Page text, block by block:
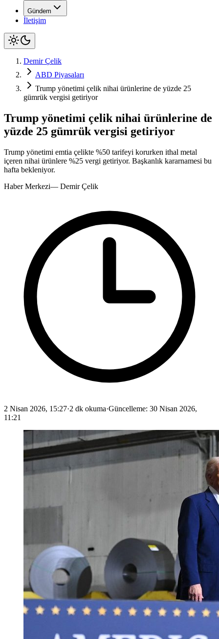
Gündem
İletişim
Demir Çelik
ABD Piyasaları
Trump yönetimi çelik nihai ürünlerine de yüzde 25
gümrük vergisi getiriyor
Trump yönetimi çelik nihai ürünlerine de
yüzde 25 gümrük vergisi getiriyor
Trump yönetimi emtia çelikte %50 tarifeyi korurken ithal metal
içeren nihai ürünlere %25 vergi getiriyor. Başkanlık kararnamesi bu
hafta bekleniyor.
Haber Merkezi— Demir Çelik
2 Nisan 2026, 15:27·2 dk okuma·Güncelleme: 30 Nisan 2026,
11:21